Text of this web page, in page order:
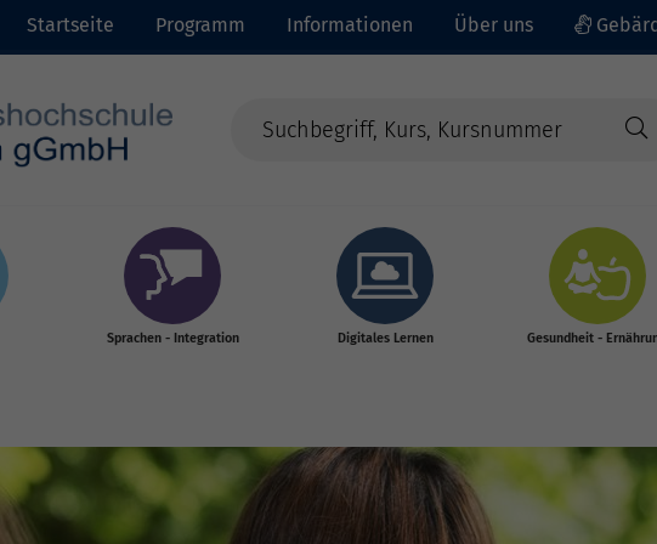
Startseite Programm Informationen Über uns
Sprachen - Integration Digitales Lernen Gesundheit -